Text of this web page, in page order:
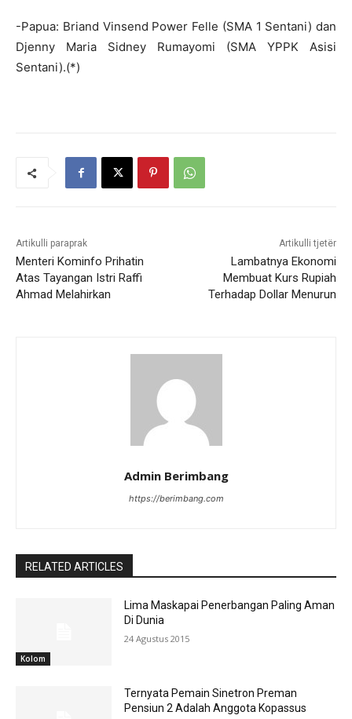
-Papua: Briand Vinsend Power Felle (SMA 1 Sentani) dan
Djenny Maria Sidney Rumayomi (SMA YPPK Asisi
Sentani).(*)
Artikulli paraprak
Menteri Kominfo Prihatin
Atas Tayangan Istri Raffi
Ahmad Melahirkan
Artikulli tjetër
Lambatnya Ekonomi
Membuat Kurs Rupiah
Terhadap Dollar Menurun
Admin Berimbang
https://berimbang.com
RELATED ARTICLES
Kolom
Lima Maskapai Penerbangan Paling Aman
Di Dunia
24 Agustus 2015
Ternyata Pemain Sinetron Preman
Pensiun 2 Adalah Anggota Kopassus